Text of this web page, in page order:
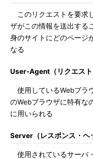
このリクエストを要求
ザがこの情報を送出する
身のサイトにどのページ
なる
User-Agent（リクエスト
使用しているWebブラ
のWebブラウザに特有な
に用いられる
Server（レスポンス・ヘ
使用されているサーバ